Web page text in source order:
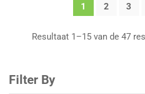
1 2 3
Resultaat 1–15 van de 47
Filter By